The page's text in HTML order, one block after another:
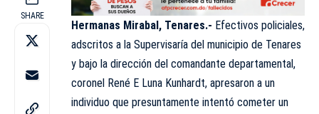
SHARE
Hermanas Mirabal, Tenares.- Efectivos policiales,
adscritos a la Supervisaría del municipio de Tenares
y bajo la dirección del comandante departamental,
coronel René E Luna Kunhardt, apresaron a un
individuo que presuntamente intentó cometer un